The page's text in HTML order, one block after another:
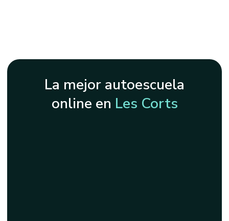
La mejor autoescuela
online en Les Corts